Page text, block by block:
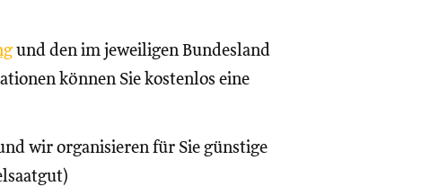
und den im jeweiligen Bundesland
können Sie kostenlos eine
wir organisieren für Sie günstige